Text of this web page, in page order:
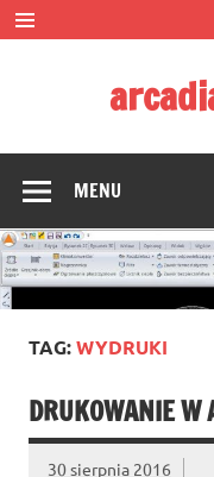
Skip
to
content
MENU
TAG:WYDRUKI
DRUKOWANIE W
30 sierpnia 2016